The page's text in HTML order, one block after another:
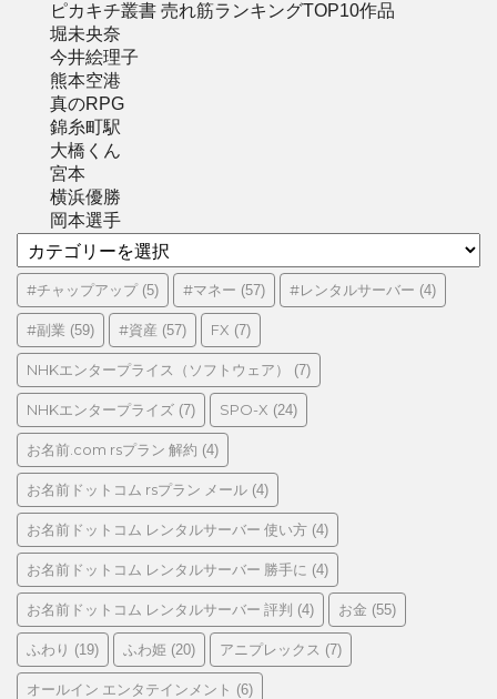
ピカキチ叢書 売れ筋ランキングTOP10作品
堀未央奈
今井絵理子
熊本空港
真のRPG
錦糸町駅
大橋くん
宮本
横浜優勝
岡本選手
テ
ゴ
リ
ー
#チャップアップ(5) #マネー (57) #レンタルサーバー (4)
#副業 (59) #資産 (57) FX (7)
NHKエンタープライス（ソフトウェア） (7)
NHKエンタープライズ (7) SPO-X (24)
お名前.com rsプラン 解約 (4)
お名前ドットコム rsプラン メール (4)
お名前ドットコム レンタルサーバー 使い方 (4)
お名前ドットコム レンタルサーバー 勝手に (4)
お名前ドットコム レンタルサーバー 評判 (4) お金 (55)
ふわり (19) ふわ姫 (20) アニプレックス (7)
オールイン エンタテインメント (6)